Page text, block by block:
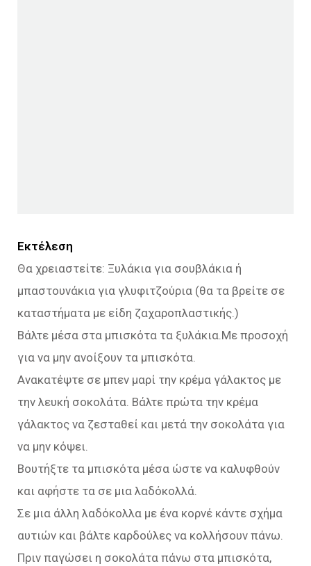
Εκτέλεση
Θα χρειαστείτε: Ξυλάκια για σουβλάκια ή
μπαστουνάκια για γλυφιτζούρια (θα τα βρείτε σε
καταστήματα με είδη ζαχαροπλαστικής.)
Βάλτε μέσα στα μπισκότα τα ξυλάκια.Με προσοχή
για να μην ανοίξουν τα μπισκότα.
Ανακατέψτε σε μπεν μαρί την κρέμα γάλακτος με
την λευκή σοκολάτα. Βάλτε πρώτα την κρέμα
γάλακτος να ζεσταθεί και μετά την σοκολάτα για
να μην κόψει.
Βουτήξτε τα μπισκότα μέσα ώστε να καλυφθούν
και αφήστε τα σε μια λαδόκολλά.
Σε μια άλλη λαδόκολλα με ένα κορνέ κάντε σχήμα
αυτιών και βάλτε καρδούλες να κολλήσουν πάνω.
Πριν παγώσει η σοκολάτα πάνω στα μπισκότα,